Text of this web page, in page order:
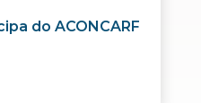
do ACONCARF